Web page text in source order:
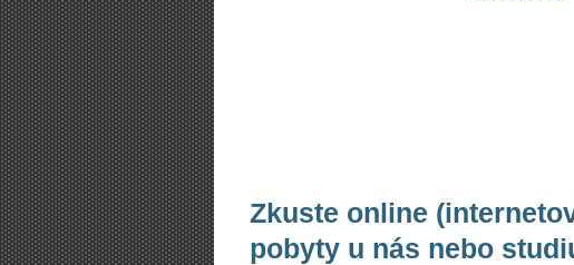
Zkuste online
pobyty u nás nebo